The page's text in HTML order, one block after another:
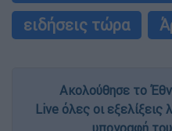
ειδήσεις τώρα
Ακολούθησε το
Live όλες οι